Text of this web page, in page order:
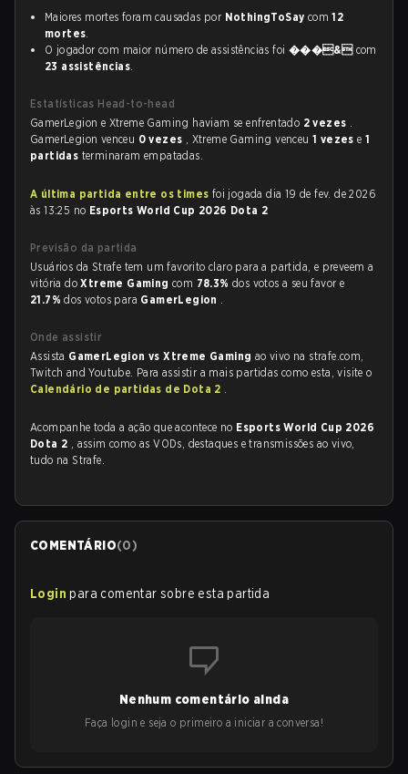
Maiores mortes foram causadas por NothingToSay com12
mortes.
O jogador com maior número de assistências foi ���&com
23 assistências.
Estatísticas Head-to-head
GamerLegion e Xtreme Gaming haviam se enfrentado 2 vezes .
GamerLegion venceu 0 vezes , Xtreme Gaming venceu1 vezese1
partidas terminaram empatadas.
A última partida entre os times foi jogada dia 19 de fev. de 2026
às 13:25 no Esports World Cup 2026 Dota 2
Previsão da partida
Usuários da Strafe tem um favorito claro para a partida, e preveem a
vitória doXtreme Gamingcom 78.3%dos votos a seu favor e
21.7%dos votos para GamerLegion .
Onde assistir
Assista GamerLegion vs Xtreme Gaming ao vivo na strafe.com,
Twitch and Youtube. Para assistir a mais partidas como esta, visite o
Calendário de partidas de Dota 2 .
Acompanhe toda a ação que acontece no Esports World Cup 2026
Dota 2 , assim como as VODs, destaques e transmissões ao vivo,
tudo na Strafe.
COMENTÁRIO(0)
Login para comentar sobre esta partida
Nenhum comentário ainda
Faça login e seja o primeiro a iniciar a conversa!